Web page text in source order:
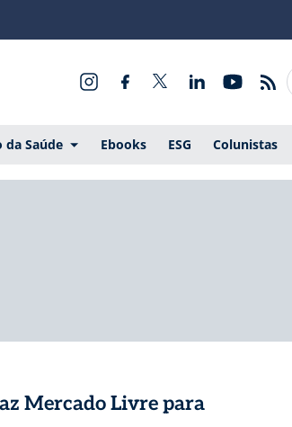
da Saúde Ebooks ESG Colunistas
Mercado Livre para